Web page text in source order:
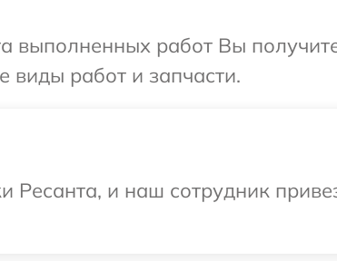
выполненных работ Вы
виды работ и запчасти.
и наш сотрудник